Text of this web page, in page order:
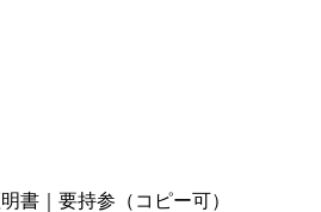
書｜要持参（コピー可）